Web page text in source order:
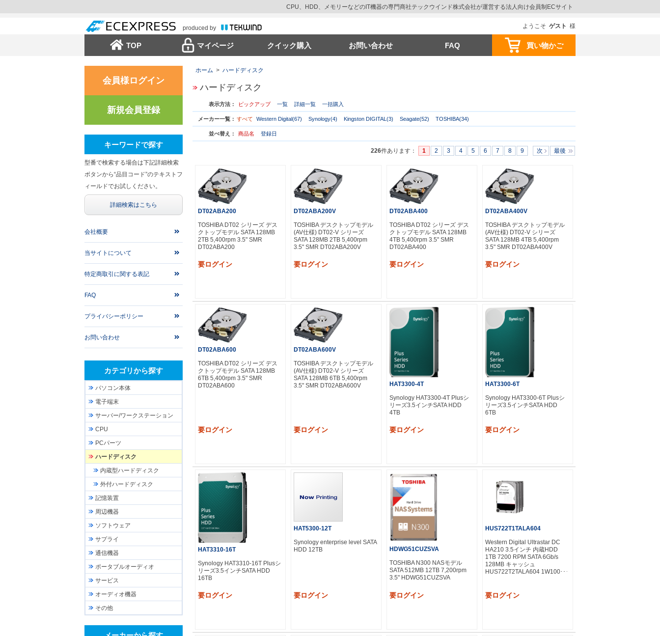
produced by ようこそ ゲスト 様
CPU、HDD、メモリーなどのIT機器の専門商社テックウインド株式会社が運営する法人向け会員制ECサイト
TOP マイページ クイック購入 お問い合わせ FAQ 買い物かご
ホーム > ハードディスク
ハードディスク
表示方法： ピックアップ 一覧 詳細一覧 一括購入
メーカー一覧： すべて Western Digital(67) Synology(4) Kingston DIGITAL(3) Seagate(52) TOSHIBA(34)
並べ替え： 商品名 登録日
226件あります ： 1 2 3 4 5 6 7 8 9 次 最後
DT02ABA200
TOSHIBA DT02 シリーズ デス
クトップモデル SATA 128MB
2TB 5,400rpm 3.5" SMR
DT02ABA200
要ログイン
DT02ABA200V
TOSHIBA デスクトップモデル
(AV仕様) DT02-V シリーズ
SATA 128MB 2TB 5,400rpm
3.5" SMR DT02ABA200V
要ログイン
DT02ABA400
TOSHIBA DT02 シリーズ デス
クトップモデル SATA 128MB
4TB 5,400rpm 3.5" SMR
DT02ABA400
要ログイン
DT02ABA400V
TOSHIBA デスクトップモデル
(AV仕様) DT02-V シリーズ
SATA 128MB 4TB 5,400rpm
3.5" SMR DT02ABA400V
要ログイン
DT02ABA600
TOSHIBA DT02 シリーズ デス
クトップモデル SATA 128MB
6TB 5,400rpm 3.5" SMR
DT02ABA600
要ログイン
DT02ABA600V
TOSHIBA デスクトップモデル
(AV仕様) DT02-V シリーズ
SATA 128MB 6TB 5,400rpm
3.5" SMR DT02ABA600V
要ログイン
HAT3300-4T
Synology HAT3300-4T Plusシ
リーズ3.5インチSATA HDD
4TB
要ログイン
HAT3300-6T
Synology HAT3300-6T Plusシ
リーズ3.5インチSATA HDD
6TB
要ログイン
HAT3310-16T
Synology HAT3310-16T Plusシ
リーズ3.5インチSATA HDD
16TB
要ログイン
HAT5300-12T
Synology enterprise level SATA
HDD 12TB
要ログイン
HDWG51CUZSVA
TOSHIBA N300 NASモデル
SATA 512MB 12TB 7,200rpm
3.5" HDWG51CUZSVA
要ログイン
HUS722T1TALA604
Western Digital Ultrastar DC
HA210 3.5インチ 内蔵HDD
1TB 7200 RPM SATA 6Gb/s
128MB キャッシュ
HUS722T2TALA604 1W10001
要ログイン
会員様ログイン
新規会員登録
キーワードで探す
型番で検索する場合は下記詳細検索
ボタンから“品目コード”のテキストフ
ィールドでお試しください。
詳細検索はこちら
会社概要
当サイトについて
特定商取引に関する表記
FAQ
プライバシーポリシー
お問い合わせ
カテゴリから探す
パソコン本体
電子端末
サーバー/ワークステーション
CPU
PCパーツ
ハードディスク
内蔵型ハードディスク
外付ハードディスク
記憶装置
周辺機器
ソフトウェア
サプライ
通信機器
ポータブルオーディオ
サービス
オーディオ機器
その他